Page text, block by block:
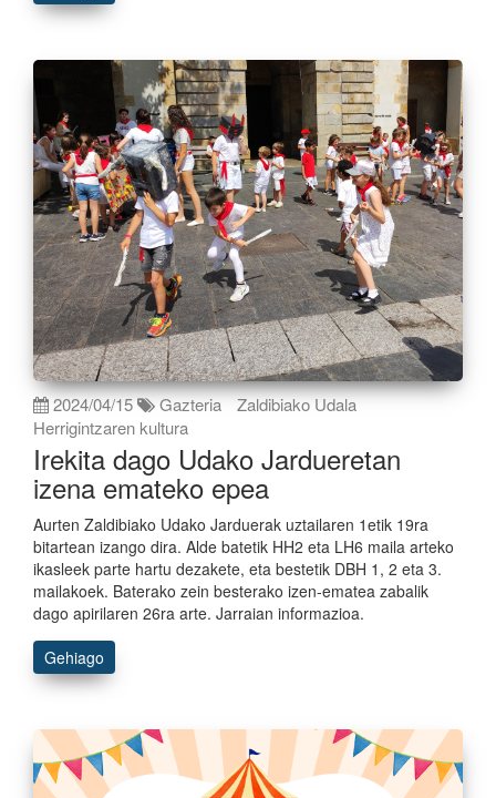
2024/04/15 Gazteria
Zaldibiako Udala
Herrigintzaren kultura
Irekita dago Udako Jardueretan
izena emateko epea
Aurten Zaldibiako Udako Jarduerak uztailaren 1etik 19ra
bitartean izango dira. Alde batetik HH2 eta LH6 maila arteko
ikasleek parte hartu dezakete, eta bestetik DBH 1, 2 eta 3.
mailakoek. Baterako zein besterako izen-ematea zabalik
dago apirilaren 26ra arte. Jarraian informazioa.
Gehiago